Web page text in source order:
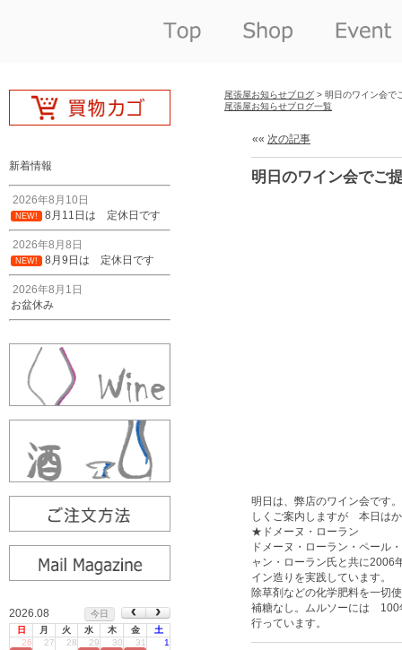
新着情報
2026年8月10日
NEW! 8月11日は 定休日です
2026年8月8日
NEW! 8月9日は 定休日です
2026年8月1日
お盆休み
2026.08
今日
日
月 火 水 木 金
土
26
27 28 29 30 31 1
尾張屋お知らせブログ > 明日のワイン会で
尾張屋お知らせブログ一覧
«« 次の記事
明日のワイン会でご
明日は、弊店のワイン会です
しくご案内しますが 本日は
★ドメーヌ・ローラン
ドメーヌ・ローラン・ペール
ャン・ローラン氏と共に
イン造りを実践しています。
除草剤などの化学肥料を一切
補糖なし。ムルソーには 100
行っています。